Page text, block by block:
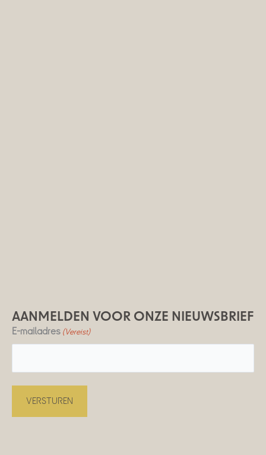
AANMELDEN VOOR ONZE NIEUWSBRIEF
E-mailadres (Vereist)